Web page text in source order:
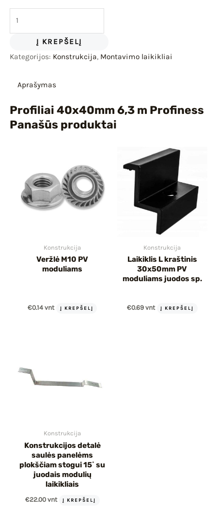
Į KREPŠELĮ
Kategorijos: Konstrukcija, Montavimo laikikliai
Aprašymas
Profiliai 40x40mm 6,3 m Profiness
Panašūs produktai
Konstrukcija
Veržlė M10 PV
moduliams
€0.14vnt Į KREPŠELĮ
Konstrukcija
Laikiklis L kraštinis
30x50mm PV
moduliams juodos sp.
€0.69vnt Į KREPŠELĮ
Konstrukcija
Konstrukcijos detalė
saulės panelėms
plokščiam stogui 15˚ su
juodais modulių
laikikliais
€22.00vnt Į KREPŠELĮ